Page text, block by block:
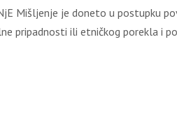
Mišljenje je doneto u postupku
pripadnosti ili etničkog porekla i